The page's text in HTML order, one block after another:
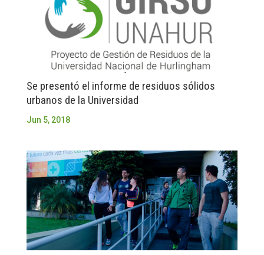
Se presentó el informe de residuos sólidos
urbanos de la Universidad
Jun 5, 2018